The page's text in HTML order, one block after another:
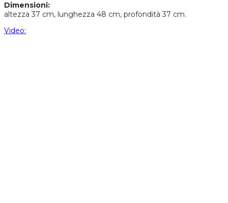
Dimensioni:
altezza 37 cm, lunghezza 48 cm, profondità 37 cm.
Video: